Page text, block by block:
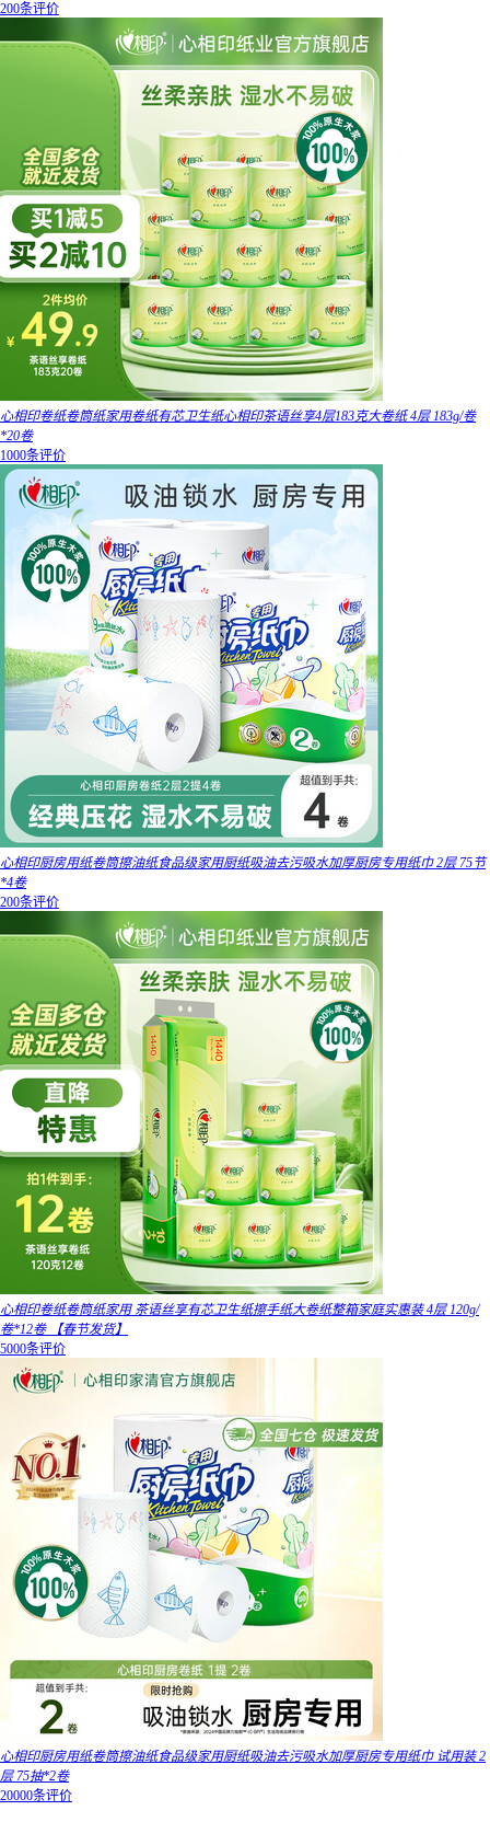
200条评价
心相印卷纸卷筒纸家用卷纸有芯卫生纸心相印茶语丝享4层183克大卷纸 4层 183g/卷
*20卷
1000条评价
心相印厨房用纸卷筒擦油纸食品级家用厨纸吸油去污吸水加厚厨房专用纸巾 2层 75节
*4卷
200条评价
心相印卷纸卷筒纸家用 茶语丝享有芯卫生纸擦手纸大卷纸整箱家庭实惠装 4层 120g/
卷*12卷 【春节发货】
5000条评价
心相印厨房用纸卷筒擦油纸食品级家用厨纸吸油去污吸水加厚厨房专用纸巾 试用装 2
层 75抽*2卷
20000条评价